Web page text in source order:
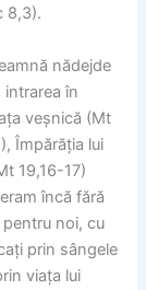
8,3).
nădejde
în
veșnică (Mt
Împărăția lui
19,16-17)
încă fără
noi, cu
prin sângele
viața lui